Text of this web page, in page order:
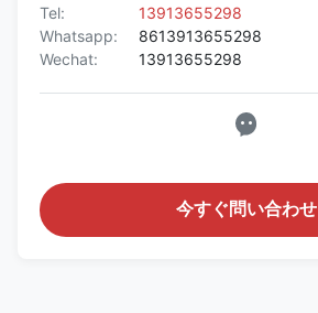
Tel:
13913655298
Whatsapp:
8613913655298
Wechat:
13913655298
今すぐ問い合わせ